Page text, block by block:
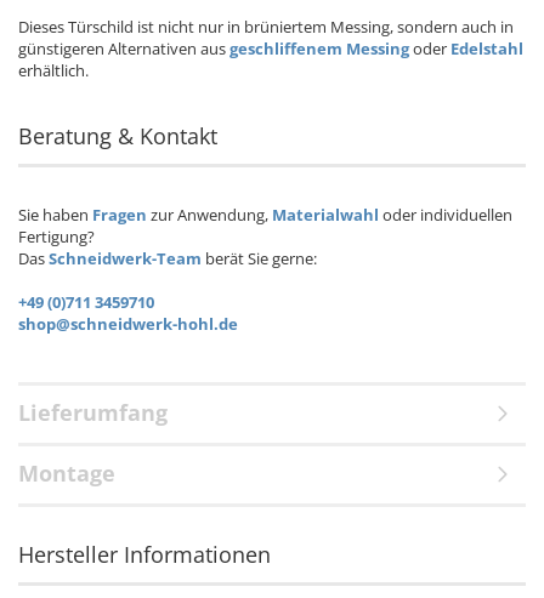
Dieses Türschild ist nicht nur in brüniertem Messing, sondern auch in
günstigeren Alternativen ausgeschliffenem Messingoder Edelstahl
erhältlich.
Beratung & Kontakt
Sie haben Fragen zur Anwendung, Materialwahl oder individuellen
Fertigung?
DasSchneidwerk-Team berät Sie gerne:
+49 (0)711 3459710
shop@schneidwerk-hohl.de
Lieferumfang
Montage
Hersteller Informationen